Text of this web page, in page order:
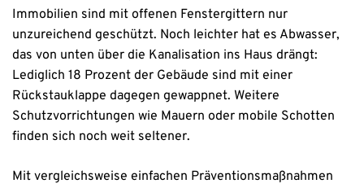
Immobilien sind mit offenen Fenstergittern nur
unzureichend geschützt. Noch leichter hat es Abwasser,
das von unten über die Kanalisation ins Haus drängt:
Lediglich 18 Prozent der Gebäude sind mit einer
Rückstauklappe dagegen gewappnet. Weitere
Schutzvorrichtungen wie Mauern oder mobile Schotten
finden sich noch weit seltener.
Mit vergleichsweise einfachen Präventionsmaßnahmen